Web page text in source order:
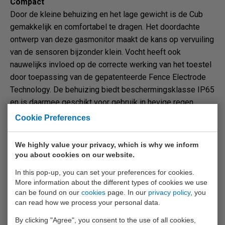
Cookie Preferences
We highly value your privacy, which is why we inform
you about cookies on our website.
In this pop-up, you can set your preferences for cookies.
More information about the different types of cookies we use
can be found on our cookies page. In our privacy policy, you
can read how we process your personal data.
By clicking "Agree", you consent to the use of all cookies,
Door de kleine behuizing en het lage gewicht is de Cub
gemakkelijk en comfortabel te dragen. Het doordachte
ontwerp van deze gasmonitor maakt de kans op vervuiling
van de sensoren bijzonder klein. Vocht heeft ook
nauwelijks invloed op de correcte werking van het toestel
door toepassing van de gepatenteerde Fence Electrode
Technology. De behuizing biedt beschermingsklasse IP65
en is daarmee geschikt voor gebruik in hevige regen.
Functionaliteit
De Ion Science Cub is voorzien van een groot display met
achtergrondverlichting waarop de meetwaarden
gemakkelijk zijn af te lezen. De bediening van het toestel
is eenvoudig en intuïtief met slechts één knop. Bij
overschrijding van de ingestelde grenswaarde wordt de
gebruiker gealarmeerd met knipperende LED’s, een luid
oplaadbare accu met een zeer lange gebruiksduur van 16